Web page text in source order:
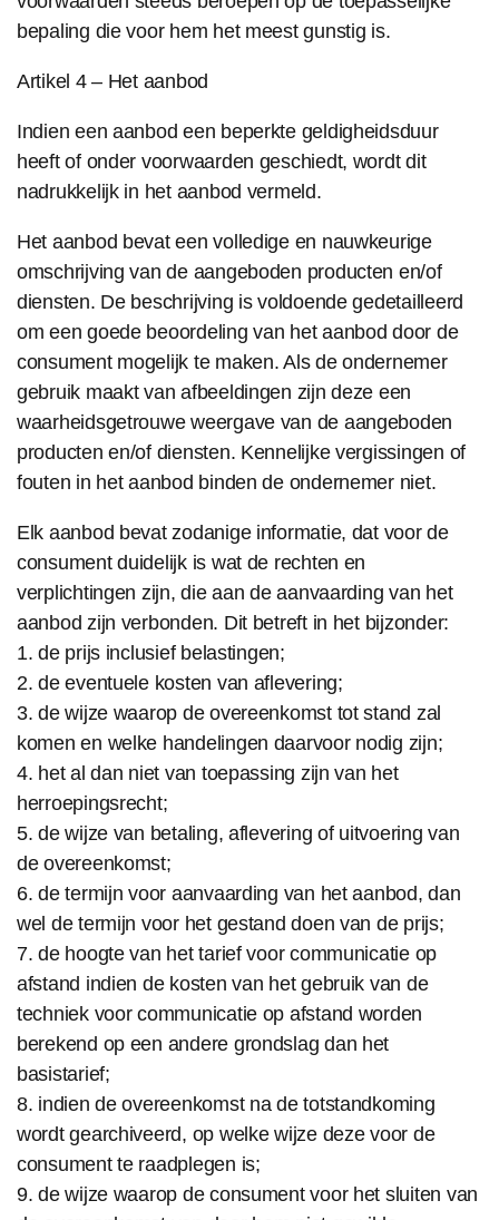
bepaling die voor hem het meest gunstig is.
Artikel 4 – Het aanbod
Indien een aanbod een beperkte geldigheidsduur
heeft of onder voorwaarden geschiedt, wordt dit
nadrukkelijk in het aanbod vermeld.
Het aanbod bevat een volledige en nauwkeurige
omschrijving van de aangeboden producten en/of
diensten. De beschrijving is voldoende gedetailleerd
om een goede beoordeling van het aanbod door de
consument mogelijk te maken. Als de ondernemer
gebruik maakt van afbeeldingen zijn deze een
waarheidsgetrouwe weergave van de aangeboden
producten en/of diensten. Kennelijke vergissingen of
fouten in het aanbod binden de ondernemer niet.
Elk aanbod bevat zodanige informatie, dat voor de
consument duidelijk is wat de rechten en
verplichtingen zijn, die aan de aanvaarding van het
aanbod zijn verbonden. Dit betreft in het bijzonder:
1. de prijs inclusief belastingen;
2. de eventuele kosten van aflevering;
3. de wijze waarop de overeenkomst tot stand zal
komen en welke handelingen daarvoor nodig zijn;
4. het al dan niet van toepassing zijn van het
herroepingsrecht;
5. de wijze van betaling, aflevering of uitvoering van
de overeenkomst;
6. de termijn voor aanvaarding van het aanbod, dan
wel de termijn voor het gestand doen van de prijs;
7. de hoogte van het tarief voor communicatie op
afstand indien de kosten van het gebruik van de
techniek voor communicatie op afstand worden
berekend op een andere grondslag dan het
basistarief;
8. indien de overeenkomst na de totstandkoming
wordt gearchiveerd, op welke wijze deze voor de
consument te raadplegen is;
9. de wijze waarop de consument voor het sluiten van